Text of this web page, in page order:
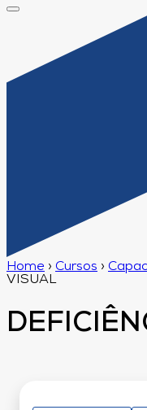
Home › Cursos ›
VISUAL